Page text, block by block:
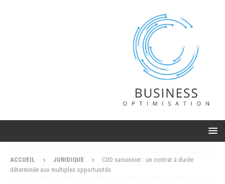
ACCUEIL JURIDIQUE
CDD saisonnier : un contrat à durée
déterminée aux multiples opportunités